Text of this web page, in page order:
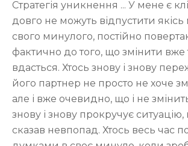
Стратегія уникнення ... У мене є
довго не можуть відпустити якісь
свого минулого, постійно
фактично до того, що змінити вже
вдасться. Хтось знову і знову
його партнер не просто не хоче
але і вже очевидно, що і не
знову і знову прокручує
сказав невпопад. Хтось весь час